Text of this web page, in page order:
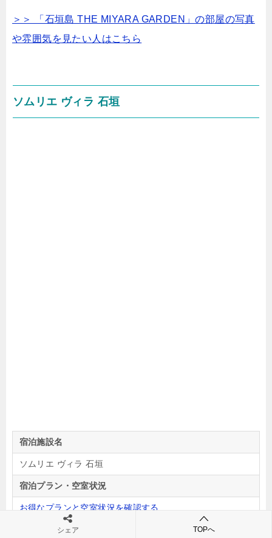
＞＞ 「石垣島 THE MIYARA GARDEN」の部屋の写真
や雰囲気を見たい人はこちら
ソムリエ ヴィラ 石垣
宿泊施設名
ソムリエ ヴィラ 石垣
宿泊プラン・空室状況
お得なプランと空室状況を確認する
お得な情報シェア TOPへ